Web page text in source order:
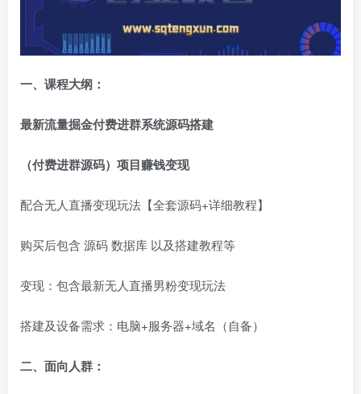
一、课程大纲：
最新流量掘金付费进群系统源码搭建
（付费进群源码）项目赚钱变现
配合无人直播变现玩法【全套源码+详细教程】
购买后包含 源码 数据库 以及搭建教程等
变现：包含最新无人直播男粉变现玩法
搭建及设备需求：电脑+服务器+域名（自备）
二、面向人群：